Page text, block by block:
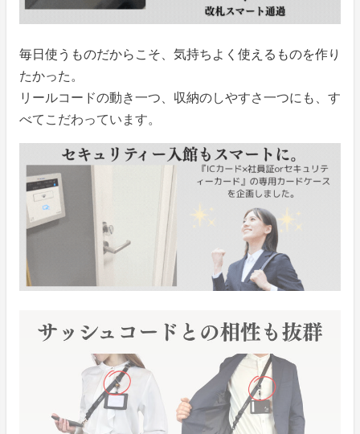
毎日使うものだからこそ、気持ちよく使えるものを作り
たかった。
リールコードの動き一つ、収納のしやすさ一つにも、す
べてこだわっています。